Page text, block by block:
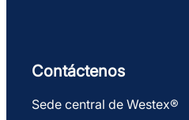
Contáctenos
Sede central de Westex®